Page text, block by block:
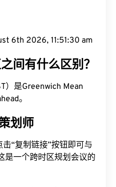
6th 2026, 11:51:31 am
间有什么区别？
）是Greenwich Mean
。
划师
击“复制链接”按钮即可与
是一个跨时区规划会议的